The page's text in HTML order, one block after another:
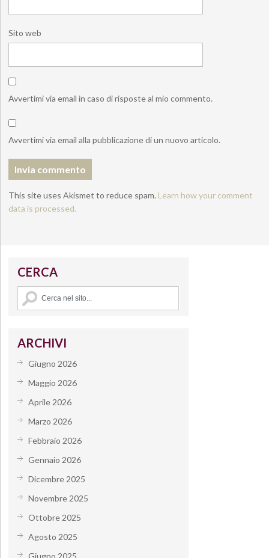
Sito web
Avvertimi via email in caso di risposte al mio commento.
Avvertimi via email alla pubblicazione di un nuovo articolo.
This site uses Akismet to reduce spam. Learn how your comment
data is processed.
CERCA
ARCHIVI
Giugno 2026
Maggio 2026
Aprile 2026
Marzo 2026
Febbraio 2026
Gennaio 2026
Dicembre 2025
Novembre 2025
Ottobre 2025
Agosto 2025